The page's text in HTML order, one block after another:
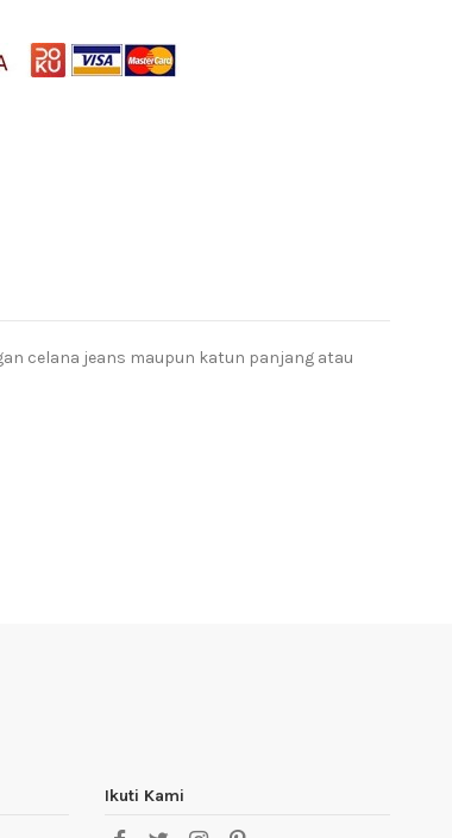
celana jeans maupun katun panjang atau
Ikuti Kami